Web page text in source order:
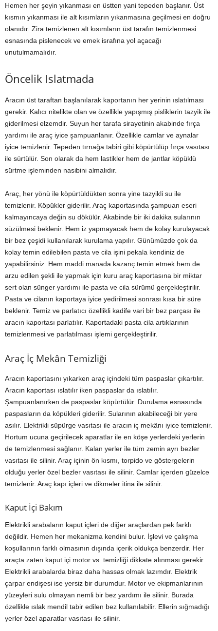
Hemen her şeyin yıkanması en üstten yani tepeden başlanır. Üst
kısmın yıkanması ile alt kısımların yıkanmasına geçilmesi en doğru
olanıdır. Zira temizlenen alt kısımların üst tarafın temizlenmesi
esnasında pislenecek ve emek israfına yol açacağı
unutulmamalıdır.
Öncelik Islatmada
Aracın üst taraftan başlanılarak kaportanın her yerinin ıslatılması
gerekir. Kalıcı nitelikte olan ve özellikle yapışmış pisliklerin tazyik ile
giderilmesi elzemdir. Suyun her tarafa sirayetinin akabinde fırça
yardımı ile araç iyice şampuanlanır. Özellikle camlar ve aynalar
iyice temizlenir. Tepeden tırnağa tabiri gibi köpürtülüp fırça vasıtası
ile sürtülür. Son olarak da hem lastikler hem de jantlar köpüklü
sürtme işleminden nasibini almalıdır.
Araç, her yönü ile köpürtüldükten sonra yine tazyikli su ile
temizlenir. Köpükler giderilir. Araç kaportasında şampuan eseri
kalmayıncaya değin su dökülür. Akabinde bir iki dakika sularının
süzülmesi beklenir. Hem iz yapmayacak hem de kolay kurulayacak
bir bez çeşidi kullanılarak kurulama yapılır. Günümüzde çok da
kolay temin edilebilen pasta ve cila işini pekala kendiniz de
yapabilirsiniz. Hem maddi manada kazanç temin etmek hem de
arzu edilen şekli ile yapmak için kuru araç kaportasına bir miktar
sert olan sünger yardımı ile pasta ve cila sürümü gerçekleştirilir.
Pasta ve cilanın kaportaya iyice yedirilmesi sonrası kısa bir süre
beklenir. Temiz ve parlatıcı özellikli kadife vari bir bez parçası ile
aracın kaportası parlatılır. Kaportadaki pasta cila artıklarının
temizlenmesi ve parlatılması işlemi gerçekleştirilir.
Araç İç Mekân Temizliği
Aracın kaportasını yıkarken araç içindeki tüm paspaslar çıkartılır.
Aracın kaportası ıslatılır iken paspaslar da ıslatılır.
Şampuanlanırken de paspaslar köpürtülür. Durulama esnasında
paspasların da köpükleri giderilir. Sularının akabileceği bir yere
asılır. Elektrikli süpürge vasıtası ile aracın iç mekânı iyice temizlenir.
Hortum ucuna geçirilecek aparatlar ile en köşe yerlerdeki yerlerin
de temizlenmesi sağlanır. Kalan yerler ile tüm zemin ayrı bezler
vasıtası ile silinir. Araç içinin ön kısmı, torpido ve göstergelerin
olduğu yerler özel bezler vasıtası ile silinir. Camlar içerden güzelce
temizlenir. Araç kapı içleri ve dikmeler itina ile silinir.
Kaput İçi Bakım
Elektrikli arabaların kaput içleri de diğer araçlardan pek farklı
değildir. Hemen her mekanizma kendini bulur. İşlevi ve çalışma
koşullarının farklı olmasının dışında içerik oldukça benzerdir. Her
araçta zaten kaput içi motor vs. temizliği dikkate alınması gerekir.
Elektrikli arabalarda biraz daha hassas olmak lazımdır. Elektrik
çarpar endişesi ise yersiz bir durumdur. Motor ve ekipmanlarının
yüzeyleri sulu olmayan nemli bir bez yardımı ile silinir. Burada
özellikle ıslak mendil tabir edilen bez kullanılabilir. Ellerin sığmadığı
yerler özel aparatlar vasıtası ile silinir.